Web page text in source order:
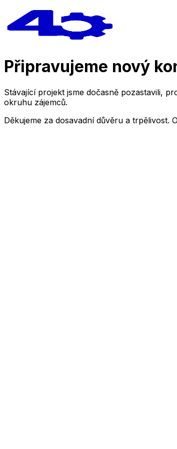
Připravujeme nový
Stávající projekt jsme dočasně pozastavili,
okruhu zájemců.
Děkujeme za dosavadní důvěru a trpělivost.